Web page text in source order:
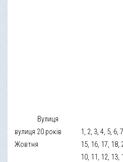
Вулиця
вулиця 20 років
Жовтня
1, 2, 3, 4, 5, 6,
15, 16, 17, 18,
10, 11, 12, 13,